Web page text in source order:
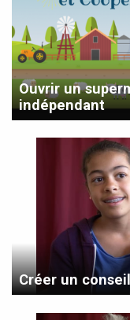
Ouvrir un
indépendant
Créer un